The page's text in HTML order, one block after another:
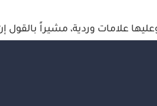
علامات وردية، مشيراً بالقول